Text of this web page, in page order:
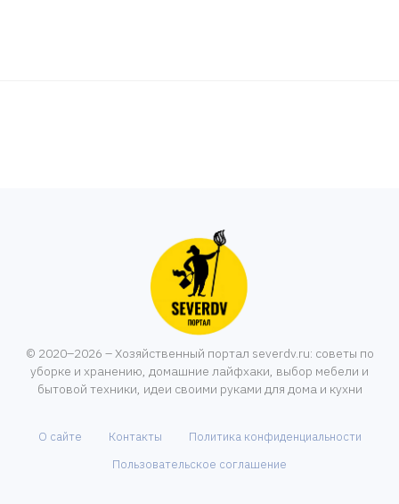
© 2020–2026 – Хозяйственный портал severdv.ru: советы по
уборке и хранению, домашние лайфхаки, выбор мебели и
бытовой техники, идеи своими руками для дома и кухни
О сайте Контакты
Политика конфиденциальности
Пользовательское соглашение